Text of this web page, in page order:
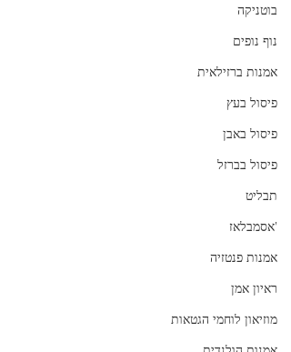
בוטניקה
נוף נופים
אמנות ברזילאית
פיסול בעץ
פיסול באבן
פיסול בברזל
תבליט
'אסמבלאז
אמנות פנטזיה
ראיון אמן
מוזיאון לוחמי הגטאות